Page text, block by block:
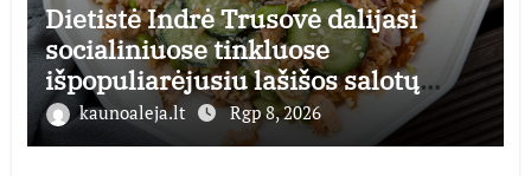
Dietistė Indrė Trusovė dalijasi
socialiniuose tinkluose
išpopuliarėjusiu lašišos salotų
receptu
kaunoaleja.lt Rgp 8, 2026